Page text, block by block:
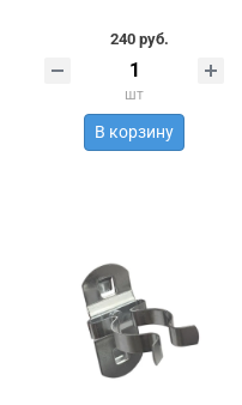
240 руб.
шт
В корзину